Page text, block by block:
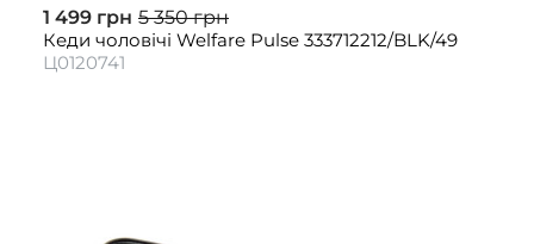
1 499 грн 5 350 грн
Кеди чоловічі Welfare Pulse 333712212/BLK/49
Ц0120741